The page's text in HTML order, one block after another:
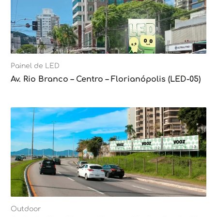
Painel de LED
Av. Rio Branco – Centro – Florianópolis (LED-05)
Outdoor